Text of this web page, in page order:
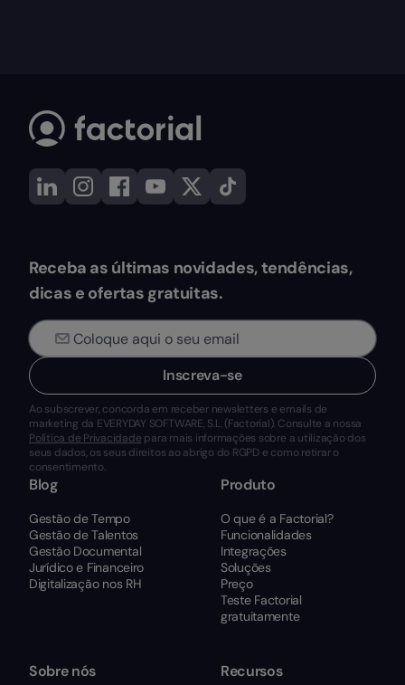
Receba as últimas novidades, tendências,
dicas e ofertas gratuitas.
Inscreva-se
Ao subscrever, concorda em receber newsletters e emails de
marketing da EVERYDAY SOFTWARE, S.L. (Factorial). Consulte a nossa
Política de Privacidade para mais informações sobre a utilização dos
seus dados, os seus direitos ao abrigo do RGPD e como retirar o
consentimento.
Blog
Gestão de Tempo
Gestão de Talentos
Gestão Documental
Jurídico e Financeiro
Digitalização nos RH
Produto
O que é a Factorial?
Funcionalidades
Integrações
Soluções
Preço
Teste Factorial
gratuitamente
Sobre nós Recursos